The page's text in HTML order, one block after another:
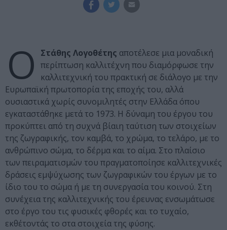
Ο Στάθης Λογοθέτης αποτέλεσε μια μοναδική
περίπτωση καλλιτέχνη που διαμόρφωσε την
καλλιτεχνική του πρακτική σε διάλογο με την
Ευρωπαϊκή πρωτοπορία της εποχής του, αλλά
ουσιαστικά χωρίς συνομιλητές στην Ελλάδα όπου
εγκαταστάθηκε μετά το 1973. Η δύναμη του έργου του
προκύπτει από τη συχνά βίαιη ταύτιση των στοιχείων
της ζωγραφικής, τον καμβά, το χρώμα, το τελάρο, με το
ανθρώπινο σώμα, το δέρμα και το αίμα. Στο πλαίσιο
των πειραματισμών του πραγματοποίησε καλλιτεχνικές
δράσεις εμψύχωσης των ζωγραφικών του έργων με το
ίδιο του το σώμα ή με τη συνεργασία του κοινού. Στη
συνέχεια της καλλιτεχνικής του έρευνας ενσωμάτωσε
στο έργο του τις φυσικές φθορές και το τυχαίο,
εκθέτοντάς το στα στοιχεία της φύσης.